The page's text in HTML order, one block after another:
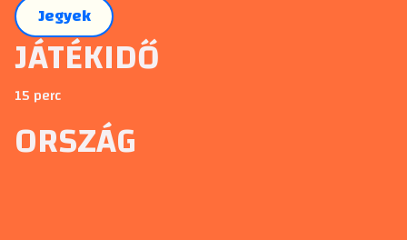
Jegyek
JÁTÉKIDŐ
15 perc
ORSZÁG